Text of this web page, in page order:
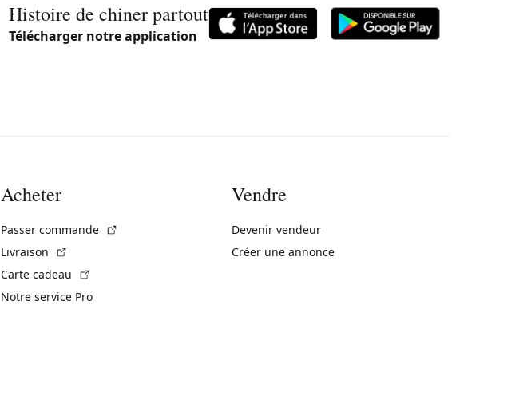
Histoire de chiner partout
Télécharger notre application
Acheter
Passer commande
Livraison
Carte cadeau
Notre service Pro
Vendre
Devenir vendeur
Créer une annonce